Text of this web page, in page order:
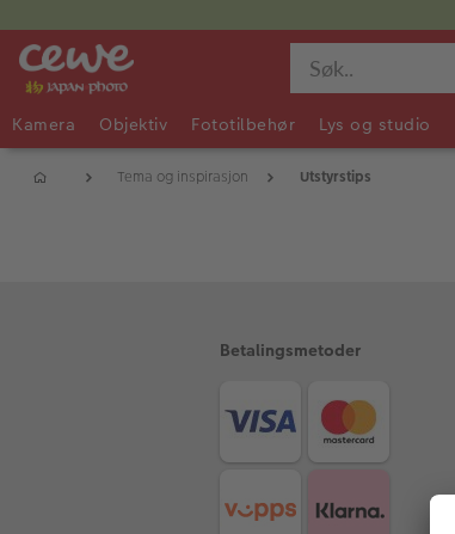
Kamera Objektiv Fototilbehør Lys og studio
Tema og inspirasjon Utstyrstips
Betalingsmetoder